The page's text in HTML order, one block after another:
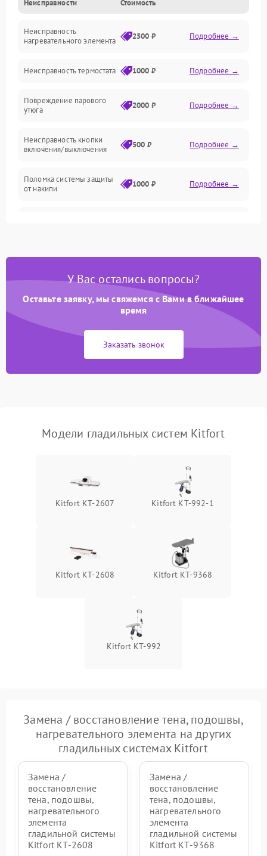
Пар
Герметичность
Электроника/Механические
Неисправности Стоимость
Неисправность
нагревательного элемента
2500 ₽ Подробнее →
Неисправность термостата 1000 ₽ Подробнее →
Повреждение парового
утюга
2000 ₽ Подробнее →
Неисправность кнопки
включения/выключения
500 ₽ Подробнее →
Поломка системы защиты
от накипи
1000 ₽ Подробнее →
Поломка системы
Неисправность системы
2000 ₽ Подробнее →
Поломка сетевого шнура 500 ₽ Подробнее →
Неисправность системы
температуры
1500 ₽ Подробнее →
Подробнее →
Неисправность блока
1500 ₽ Подробнее →
1000 ₽
Неисправность
индикаторов (дисплея)
2000 ₽ Подробнее →
У Вас остались вопросы?
Оставьте заявку, мы свяжемся с Вами в ближайшее
время
Заказать звонок
Модели гладильных систем Kitfort
Kitfort КТ-2607 Kitfort КТ-992-1
Kitfort КТ-2608 Kitfort КТ-9368
Kitfort KT-992
Замена / восстановление тена, подошвы,
нагревательного элемента на других
гладильных системах Kitfort
Замена /
восстановление
тена, подошвы,
нагревательного
элемента
гладильной системы
Kitfort КТ-2608
Замена /
восстановление
тена, подошвы,
нагревательного
элемента
гладильной системы
Kitfort КТ-9368